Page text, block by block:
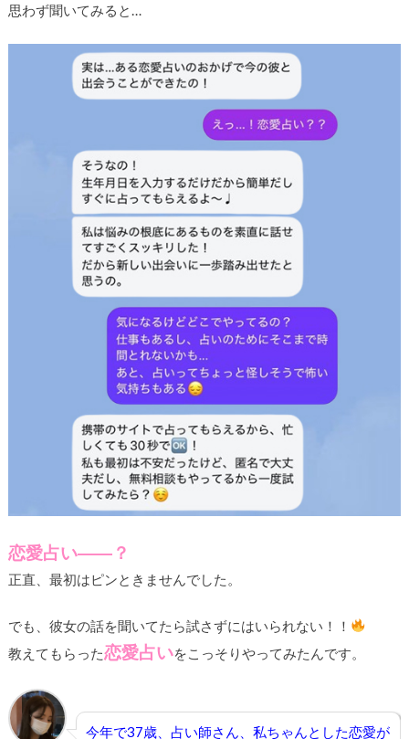
思わず聞いてみると…
恋愛占い――？
正直、最初はピンときませんでした。
でも、彼女の話を聞いてたら試さずにはいられない！！
教えてもらった恋愛占いをこっそりやってみたんです。
今年で37歳、占い師さん、私ちゃんとした恋愛が